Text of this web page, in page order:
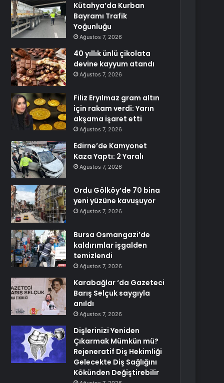
Kütahya’da Kurban
Bayramı Trafik
Yoğunluğu
Ağustos 7, 2026
40 yıllık ünlü çikolata
devine kayyum atandı
Ağustos 7, 2026
Filiz Eryılmaz gram altın
için rakam verdi: Yarın
akşama işaret etti
Ağustos 7, 2026
Edirne’de Kamyonet
Kaza Yaptı: 2 Yaralı
Ağustos 7, 2026
Ordu Gölköy’de 70 bina
yeni yüzüne kavuşuyor
Ağustos 7, 2026
Bursa Osmangazi’de
kaldırımlar işgalden
temizlendi
Ağustos 7, 2026
Karabağlar ‘da Gazeteci
Barış Selçuk saygıyla
anıldı
Ağustos 7, 2026
Dişlerinizi Yeniden
Çıkarmak Mümkün mü?
Rejeneratif Diş Hekimliği
Gelecekte Diş Sağlığını
Kökünden Değiştirebilir